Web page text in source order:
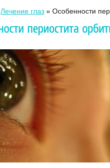
Лечение глаз » Особенности
периостита